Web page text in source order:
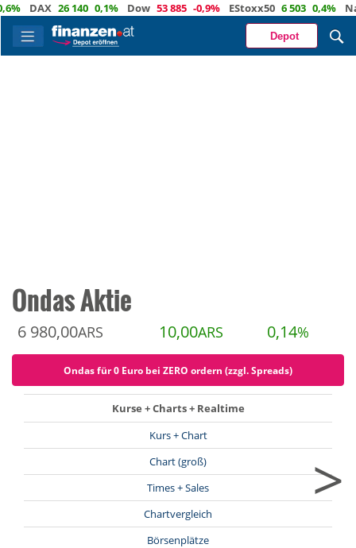
DAX 26 140 0,1% Dow 53 885 -0,9% EStoxx50 6 503 0,4%
Depot
Ondas Aktie
6 980,00ARS 10,00ARS 0,14%
Ondas für 0 Euro bei ZERO ordern (zzgl. Spreads)
Kurse + Charts + Realtime
Kurs + Chart
Chart (groß)
Times + Sales
Chartvergleich
Börsenplätze
>